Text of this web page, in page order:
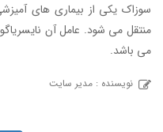
سوزاک یکی از بیماری های
منتقل می شود. عامل آن
می باشد.
نویسنده : مدیر سایت